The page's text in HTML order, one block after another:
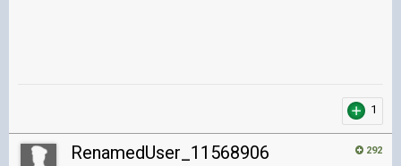
1
292
RenamedUser_11568906